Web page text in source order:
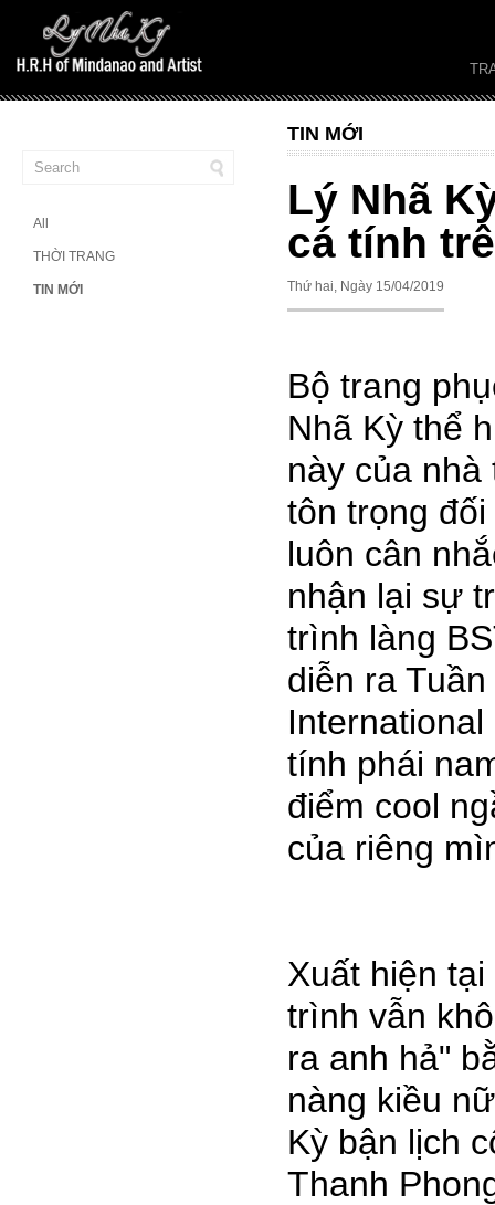
All
THỜI TRANG
TIN MỚI
TIN MỚI
Lý Nhã
cá tính
Thứ hai, Ngày 15/04/2019
Bộ trang
Nhã Kỳ thể
này của
tôn trọng
luôn cân
nhận lại sự
trình làng
diễn ra
tính phái
điểm cool
của riêng
Xuất hiện
trình vẫn
ra anh hả"
nàng kiều
Kỳ bận lịch
Thanh